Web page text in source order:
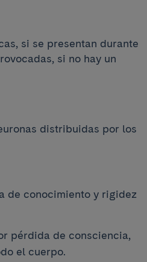
si se presentan durante
si no hay un
distribuidas por los
de conocimiento y rigidez
pérdida de consciencia,
el cuerpo.